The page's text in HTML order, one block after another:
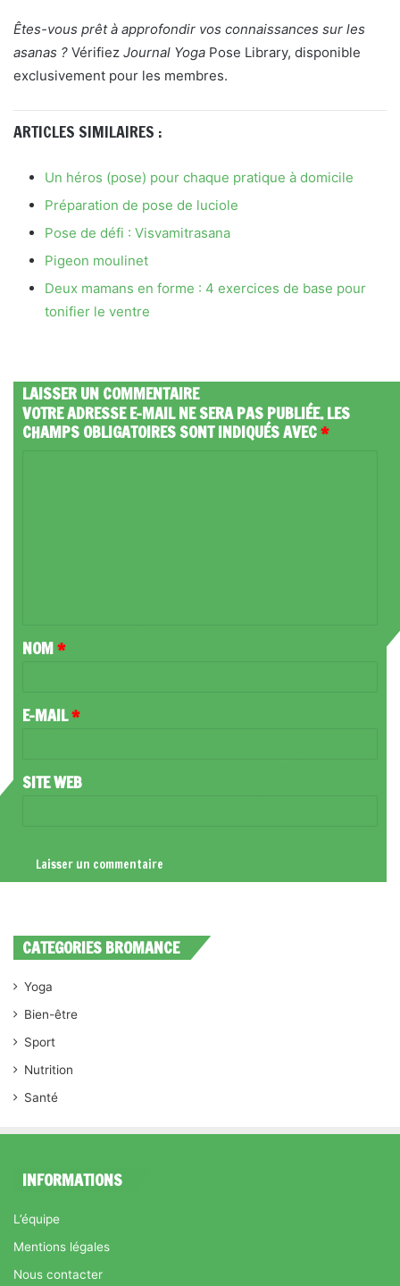
Êtes-vous prêt à approfondir vos connaissances sur les
asanas ? Vérifiez Journal Yoga Pose Library, disponible
exclusivement pour les membres.
ARTICLES SIMILAIRES :
Un héros (pose) pour chaque pratique à domicile
Préparation de pose de luciole
Pose de défi : Visvamitrasana
Pigeon moulinet
Deux mamans en forme : 4 exercices de base pour
tonifier le ventre
LAISSER UN COMMENTAIRE
VOTRE ADRESSE E-MAIL NE SERA PAS PUBLIÉE.LES
CHAMPS OBLIGATOIRES SONT INDIQUÉS AVEC*
A
R
NOM*
E-MAIL*
SITE WEB
CATEGORIES BROMANCE
Yoga
Bien-être
Sport
Nutrition
Santé
INFORMATIONS
L’équipe
Mentions légales
Nous contacter